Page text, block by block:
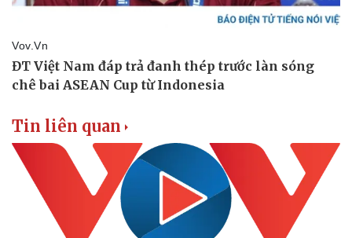
Thông tin doanh nghiệp
Doanh nghiệp 24h
Doanh nhân
Tin Công nghệ
Trải nghiệm
Tin liên quan